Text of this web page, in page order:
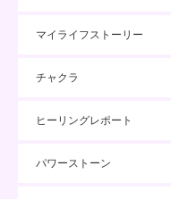
マイライフストーリー
チャクラ
ヒーリングレポート
パワーストーン